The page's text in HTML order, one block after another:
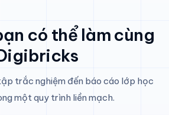
có thể làm cùng
trắc nghiệm đến báo cáo lớp học
một quy trình liền mạch.